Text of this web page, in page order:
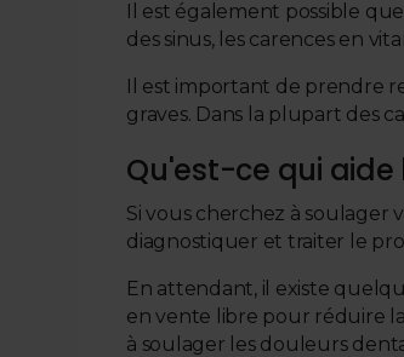
Il est également possible
des sinus, les carences en
Il est important de prendre
graves. Dans la plupart des
Qu'est-ce qui
Si vous cherchez à
diagnostiquer et traiter le
En attendant, il existe
en vente libre pour réduire
à soulager les douleurs